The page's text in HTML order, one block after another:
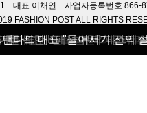
&화이트 매력에 빠지다
어 로맨틱타이거
한 자연주의 브랜드 마마코
를 위한 K패션 뷰티 페스티벌
대표 이채연 사업자등록번호 866-
FASHION POST ALL RIGHTS